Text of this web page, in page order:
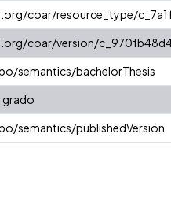
coar/resource_type/
coar/version/
semantics/bachelorThesis
grado
semantics/publishedVersion